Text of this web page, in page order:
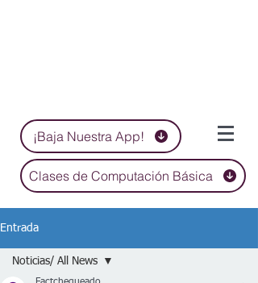
¡Baja Nuestra App!
Clases de Computación Básica
Entrada
Noticias/ All News